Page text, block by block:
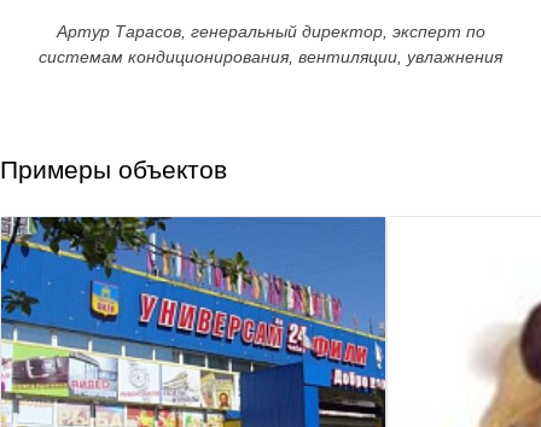
Артур Тарасов, генеральный директор, эксперт по
системам кондиционирования, вентиляции, увлажнения
Примеры объектов